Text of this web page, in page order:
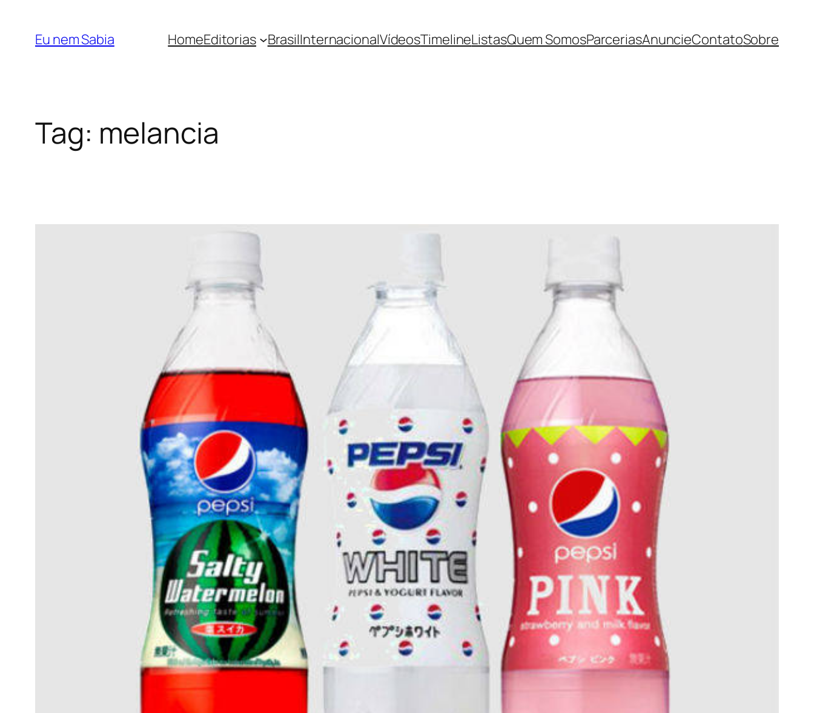
Eu nem Sabia HomeEditorias BrasilInternacionalVídeosTimelineListasQuem SomosParceriasAnuncieContatoSobre
Tag: melancia